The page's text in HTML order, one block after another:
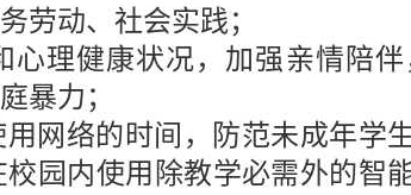
劳动、社会实践；
心理健康状况，加强亲情陪
暴力；
用网络的时间，防范未成年
园内使用除教学必需外的智